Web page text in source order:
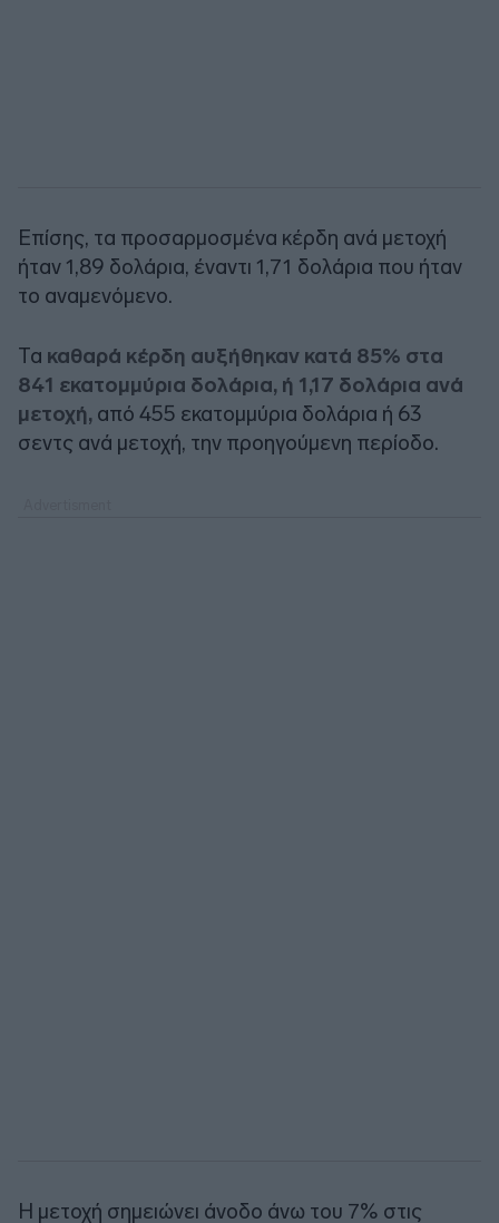
Επίσης, τα προσαρμοσμένα κέρδη ανά μετοχή
ήταν 1,89 δολάρια, έναντι 1,71 δολάρια που ήταν
το αναμενόμενο.
Τα καθαρά κέρδη αυξήθηκαν κατά 85% στα
841 εκατομμύρια δολάρια, ή 1,17 δολάρια ανά
μετοχή, από 455 εκατομμύρια δολάρια ή 63
σεντς ανά μετοχή, την προηγούμενη περίοδο.
Η μετοχή σημειώνει άνοδο άνω του 7% στις